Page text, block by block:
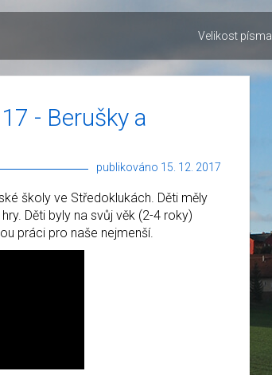
- Berušky a
publikováno 15. 12. 2017
školy ve Středoklukách. Děti měly
Děti byly na svůj věk (2-4 roky)
práci pro naše nejmenší.
Velikost písma